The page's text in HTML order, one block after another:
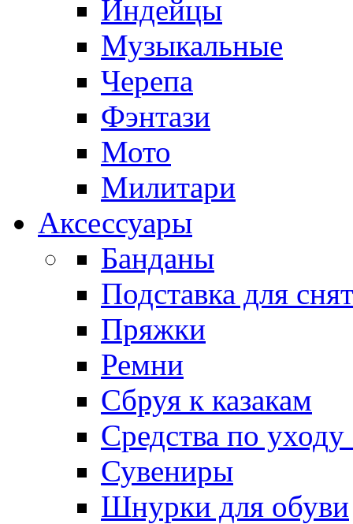
Индейцы
Музыкальные
Черепа
Фэнтази
Мото
Милитари
Аксессуары
Банданы
Подставка для
Пряжки
Ремни
Сбруя к казакам
Средства по
Сувениры
Шнурки для обуви